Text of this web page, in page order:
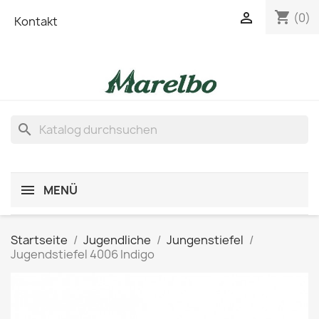
Kontakt shopping_cart (0)

search
MENÜ
Startseite Jugendliche
Jungenstiefel
Jugendstiefel 4006 Indigo